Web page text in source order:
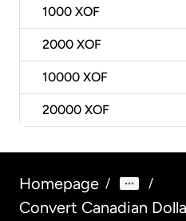
1000 XOF
2000 XOF
10000 XOF
20000 XOF
Homepage / /
Convert Canadian